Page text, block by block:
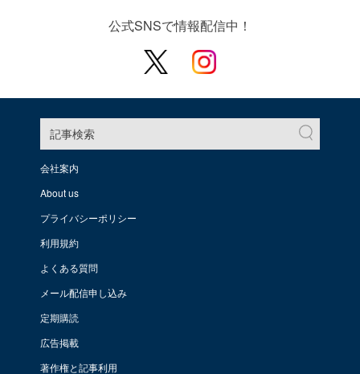
公式SNSで情報配信中！
記事検索
会社案内
About us
プライバシーポリシー
利用規約
よくある質問
メール配信申し込み
定期購読
広告掲載
著作権と記事利用